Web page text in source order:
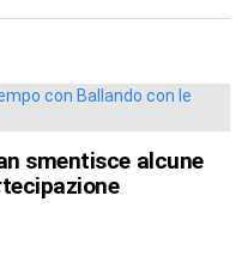
smentisce alcune